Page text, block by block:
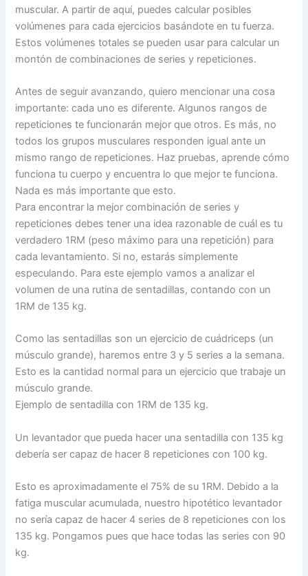
muscular. A partir de aquí, puedes calcular posibles
volúmenes para cada ejercicios basándote en tu fuerza.
Estos volúmenes totales se pueden usar para calcular un
montón de combinaciones de series y repeticiones.
Antes de seguir avanzando, quiero mencionar una cosa
importante: cada uno es diferente. Algunos rangos de
repeticiones te funcionarán mejor que otros. Es más, no
todos los grupos musculares responden igual ante un
mismo rango de repeticiones. Haz pruebas, aprende cómo
funciona tu cuerpo y encuentra lo que mejor te funciona.
Nada es más importante que esto.
Para encontrar la mejor combinación de series y
repeticiones debes tener una idea razonable de cuál es tu
verdadero 1RM (peso máximo para una repetición) para
cada levantamiento. Si no, estarás simplemente
especulando. Para este ejemplo vamos a analizar el
volumen de una rutina de sentadillas, contando con un
1RM de 135 kg.
Como las sentadillas son un ejercicio de cuádriceps (un
músculo grande), haremos entre 3 y 5 series a la semana.
Esto es la cantidad normal para un ejercicio que trabaje un
músculo grande.
Ejemplo de sentadilla con 1RM de 135 kg.
Un levantador que pueda hacer una sentadilla con 135 kg
debería ser capaz de hacer 8 repeticiones con 100 kg.
Esto es aproximadamente el 75% de su 1RM. Debido a la
fatiga muscular acumulada, nuestro hipotético levantador
no sería capaz de hacer 4 series de 8 repeticiones con los
135 kg. Pongamos pues que hace todas las series con 90
kg.